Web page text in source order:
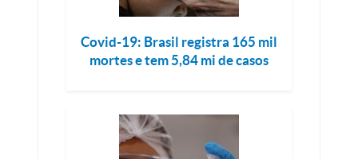
Covid-19: Brasil registra 165 mil
mortes e tem 5,84 mi de casos